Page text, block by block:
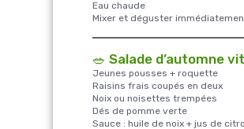
Eau chaude
Mixer et déguster
🥗 Salade d’automne
Jeunes pousses + roquette
Raisins frais coupés en deux
Noix ou noisettes trempées
Dés de pomme verte
Sauce : huile de noix + jus de